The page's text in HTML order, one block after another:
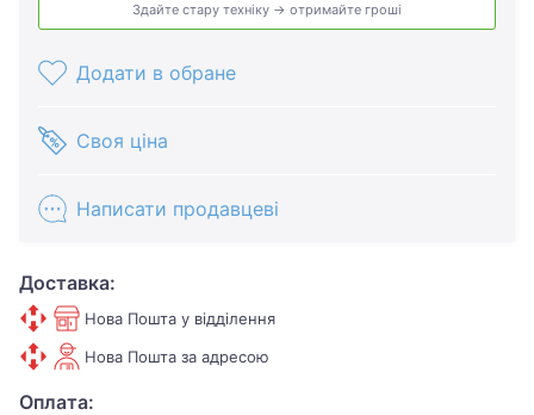
Здайте стару техніку → отримайте гроші
Додати в обране
Своя ціна
Написати продавцеві
Доставка:
Нова Пошта у відділення
Нова Пошта за адресою
Оплата: